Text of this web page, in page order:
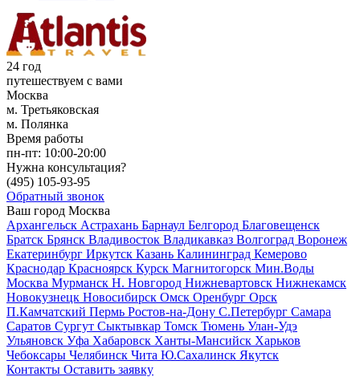
24 год
путешествуем с вами
Москва
м. Третьяковская
м. Полянка
Время работы
пн-пт: 10:00-20:00
Нужна консультация?
(495) 105-93-95
Обратный звонок
Ваш город Москва
Архангельск Астрахань Барнаул Белгород Благовещенск
Братск Брянск Владивосток Владикавказ Волгоград Воронеж
Екатеринбург Иркутск Казань Калининград Кемерово
Краснодар Красноярск Курск Магнитогорск Мин.Воды
Москва Мурманск Н. Новгород Нижневартовск Нижнекамск
Новокузнецк Новосибирск Омск Оренбург Орск
П.Камчатский Пермь Ростов-на-Дону С.Петербург Самара
Саратов Сургут Сыктывкар Томск Тюмень Улан-Удэ
Ульяновск Уфа Хабаровск Ханты-Мансийск Харьков
Чебоксары Челябинск Чита Ю.Сахалинск Якутск
Контакты Оставить заявку